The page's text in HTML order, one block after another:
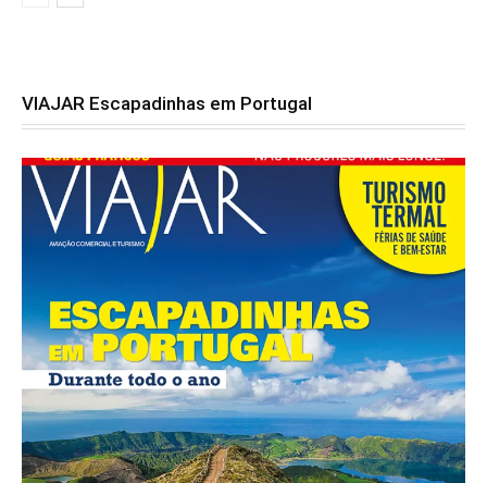
VIAJAR Escapadinhas em Portugal